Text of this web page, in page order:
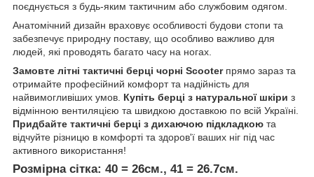
поєднується з будь-яким тактичним або службовим одягом.
Анатомічний дизайн враховує особливості будови стопи та
забезпечує природну поставу, що особливо важливо для
людей, які проводять багато часу на ногах.
Замовте літні тактичні берці чорні Scooterпрямо зараз та
отримайте професійний комфорт та надійність для
найвимогливіших умов. Купіть берці з натуральної шкіри з
відмінною вентиляцією та швидкою доставкою по всій Україні.
Придбайте тактичні берці з дихаючою підкладкою та
відчуйте різницю в комфорті та здоров'ї ваших ніг під час
активного використання!
Розмірна сітка: 40 = 26см., 41 = 26.7см.